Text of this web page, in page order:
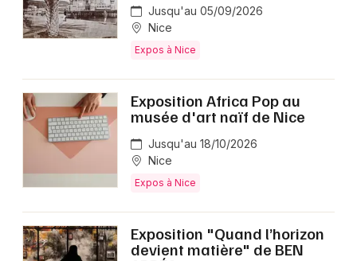
Jusqu'au 05/09/2026
Nice
Expos à Nice
Exposition Africa Pop au
musée d'art naïf de Nice
Jusqu'au 18/10/2026
Nice
Expos à Nice
Exposition "Quand l’horizon
devient matière" de BEN